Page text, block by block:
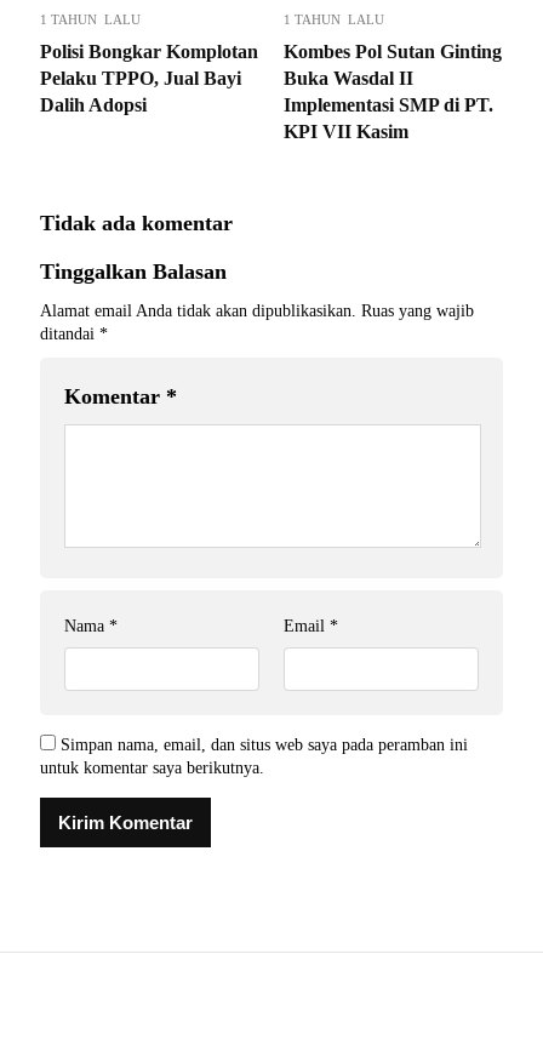
1 TAHUN LALU
Polisi Bongkar Komplotan
Pelaku TPPO, Jual Bayi
Dalih Adopsi
1 TAHUN LALU
Kombes Pol Sutan Ginting
Buka Wasdal II
Implementasi SMP di PT.
KPI VII Kasim
Tidak ada komentar
Tinggalkan Balasan
Alamat email Anda tidak akan dipublikasikan. Ruas yang wajib
ditandai *
Komentar *
Nama * Email *
Simpan nama, email, dan situs web saya pada peramban ini
untuk komentar saya berikutnya.